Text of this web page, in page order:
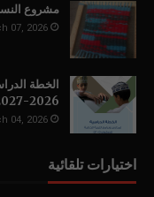
مشروع
07, 2026
الخطة
2026-2027 الصفوف 1–12
04, 2026
اختيارات تلقائية